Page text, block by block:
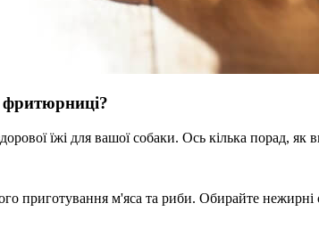
їжі для вашої собаки. Ось кілька порад, як
приготування м'яса та риби. Обирайте нежирні